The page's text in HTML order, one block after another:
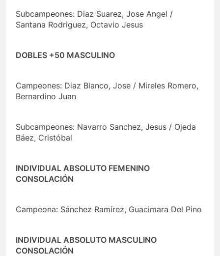
Subcampeones: Diaz Suarez, Jose Angel /
Santana Rodriguez, Octavio Jesus
DOBLES +50 MASCULINO
Campeones: Diaz Blanco, Jose / Mireles Romero,
Bernardino Juan
Subcampeones: Navarro Sanchez, Jesus / Ojeda
Báez, Cristóbal
INDIVIDUAL ABSOLUTO FEMENINO
CONSOLACIÓN
Campeona: Sánchez Ramírez, Guacimara Del Pino
INDIVIDUAL ABSOLUTO MASCULINO
CONSOLACIÓN